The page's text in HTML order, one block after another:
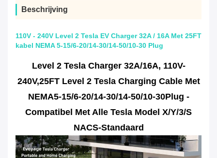
Beschrijving
110V - 240V Level 2 Tesla EV Charger 32A / 16A Met 25FT
kabel NEMA 5-15/6-20/14-30/14-50/10-30 Plug
Level 2 Tesla Charger 32A/16A, 110V-
240V,25FT Level 2 Tesla Charging Cable Met
NEMA5-15/6-20/14-30/14-50/10-30Plug -
Compatibel Met Alle Tesla Model X/Y/3/S
NACS-Standaard